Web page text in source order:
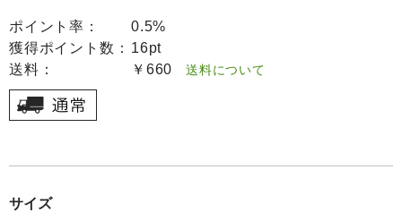
ポイント率：
0.5%
獲得ポイント数： 16pt
送料：
￥660 送料について
サイズ